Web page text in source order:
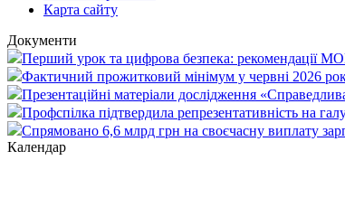
Карта сайту
Документи
Перший урок та цифрова безпека: рекомендації
Фактичний прожитковий мінімум у червні 2026
Презентаційні матеріали дослідження
Профспілка підтвердила репрезентативність на
Спрямовано 6,6 млрд грн на своєчасну виплату
Календар